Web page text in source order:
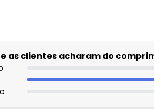
as clientes acharam do